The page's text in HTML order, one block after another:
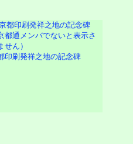
印刷発祥之地の記念碑